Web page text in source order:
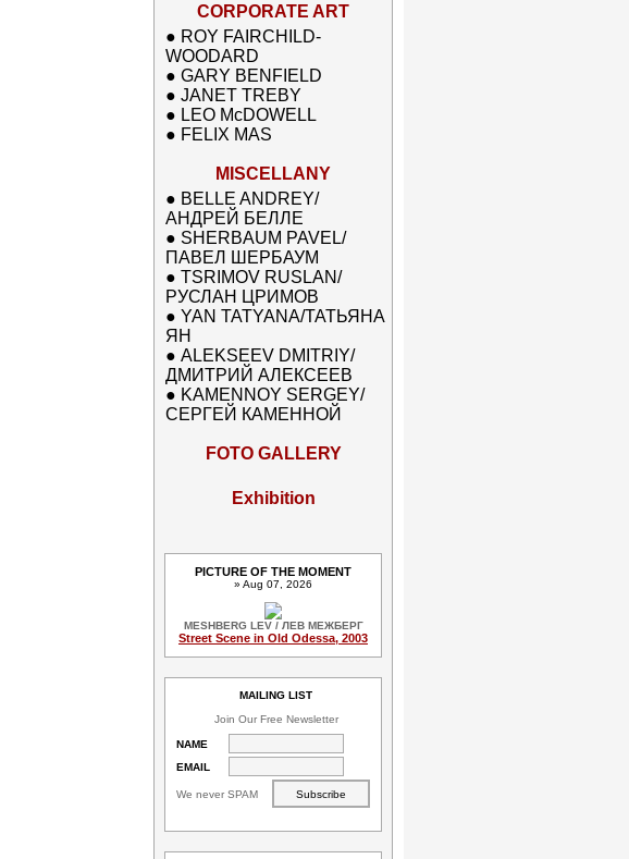
CORPORATE ART
● ROY FAIRCHILD-
WOODARD
● GARY BENFIELD
● JANET TREBY
● LEO McDOWELL
● FELIX MAS
MISCELLANY
● BELLE ANDREY/
АНДРЕЙ БЕЛЛЕ
● SHERBAUM PAVEL/
ПАВЕЛ ШЕРБАУМ
● TSRIMOV RUSLAN/
РУСЛАН ЦРИМОВ
● YAN TATYANA/ТАТЬЯНА
ЯН
● ALEKSEEV DMITRIY/
ДМИТРИЙ АЛЕКСЕЕВ
● KAMENNOY SERGEY/
СЕРГЕЙ КАМЕННОЙ
FOTO GALLERY
Exhibition
PICTURE OF THE MOMENT
» Aug 07, 2026
MESHBERG LEV / ЛЕВ МЕЖБЕРГ
Street Scene in Old Odessa, 2003
MAILING LIST
Join Our Free Newsletter
NAME
EMAIL
We never SPAM